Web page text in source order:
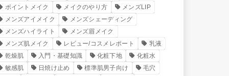
ポイントメイク
メイクのやり方
メンズLIP
メンズアイメイク
メンズシェーディング
メンズハイライト
メンズ眉メイク
メンズ肌メイク
レビュー/コスメレポート
乳液
乾燥肌
入門・基礎知識 化粧下地
化粧水
敏感肌
日焼け止め 標準肌男子向け
毛穴